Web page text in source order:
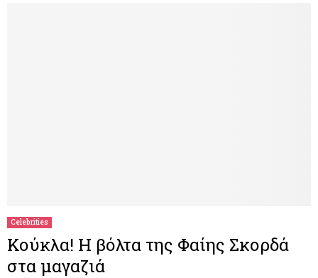
Celebrities
Κούκλα! Η βόλτα της Φαίης Σκορδά
στα μαγαζιά